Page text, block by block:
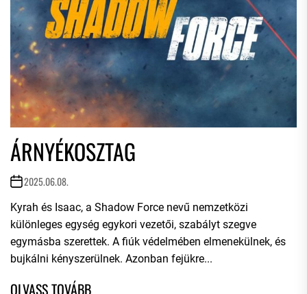
ÁRNYÉKOSZTAG
2025.06.08.
Kyrah és Isaac, a Shadow Force nevű nemzetközi
különleges egység egykori vezetői, szabályt szegve
egymásba szerettek. A fiúk védelmében elmenekülnek, és
bujkálni kényszerülnek. Azonban fejükre...